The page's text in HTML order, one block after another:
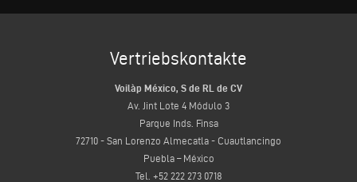
Vertriebskontakte
Voilàp México, S de RL de CV
Av. Jint Lote 4 Módulo 3
Parque Inds. Finsa
72710 - San Lorenzo Almecatla - Cuautlancingo
Puebla – México
Tel. +52 222 273 0718